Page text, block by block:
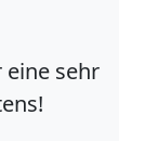
sehr